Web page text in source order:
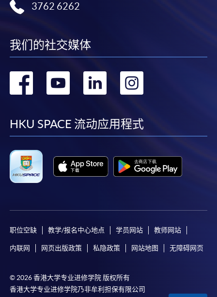
3762 6262
我们的社交媒体
转
facebook
转
youtube
转
linkedin
转
HKU SPACE 流动应用程式
职位空缺 教学/报名中心地点 学员网站 教师网站
内联网 网页出版政策 私隐政策 网站地图 无障碍网页
© 2026 香港大学专业进修学院 版权所有
香港大学专业进修学院乃非牟利担保有限公司